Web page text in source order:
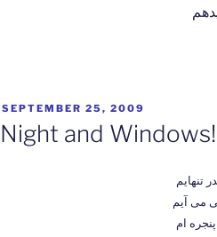
POSTED
ON
SEPTEMBER 25, 2009
Night and Windows!
تنهایم
می آیم
ام